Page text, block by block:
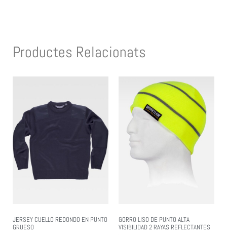
Productes Relacionats
JERSEY CUELLO REDONDO EN PUNTO
GRUESO
GORRO LISO DE PUNTO ALTA
VISIBILIDAD 2 RAYAS REFLECTANTES